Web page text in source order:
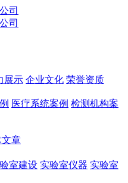
展示 企业文化 荣誉资质
医疗系统案例 检测机构案
章
室建设 实验室仪器 实验室